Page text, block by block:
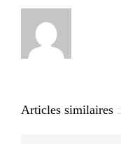
Articles similaires